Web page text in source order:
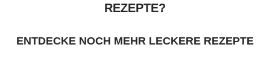
REZEPTE?
ENTDECKE NOCH MEHR LECKERE REZEPTE